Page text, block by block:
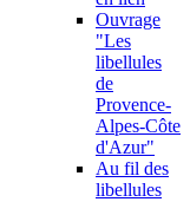
Ouvrage
"Les
libellules
de
Provence-
Alpes-Côte
d'Azur"
Au fil des
libellules